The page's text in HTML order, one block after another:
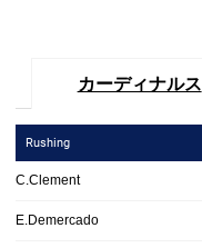
カーディナルス
Rushing
C.Clement
E.Demercado